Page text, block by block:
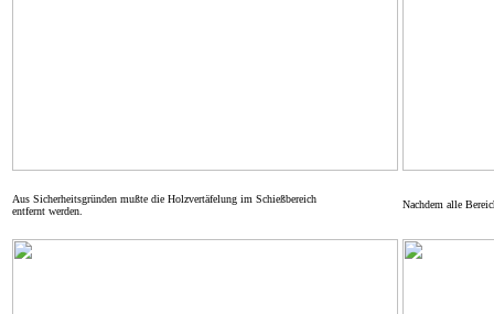
Aus Sicherheitsgründen mußte die Holzvertäfelung im Schießbereich
entfernt werden.
Nachdem alle